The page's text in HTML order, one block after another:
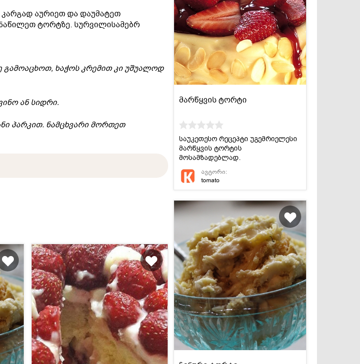
აურიეთ და დაუმატეთ
ტორტზე. სურვილისამებრ
ხაჭოს კრემით კი უშუალოდ
ან სიდრი.
პარკით. ნამცხვარი მორთეთ
მარწყვის ტორტი
საუკეთესო რეცეპტი უგემრიელესი
მარწყვის ტორტის
მოსამზადებლად.
ავტორი:
tomato